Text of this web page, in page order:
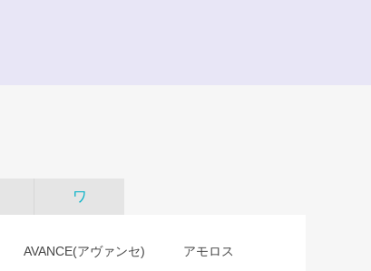
ワ
AVANCE(アヴァンセ) アモロス